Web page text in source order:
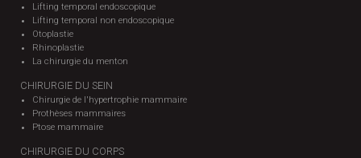
Lifting temporal endoscopique
Lifting temporal non endoscopique
Otoplastie
Rhinoplastie
La chirurgie du menton
CHIRURGIE DU SEIN
Chirurgie de l'hypertrophie mammaire
Prothèses mammaires
Ptose mammaire
CHIRURGIE DU CORPS